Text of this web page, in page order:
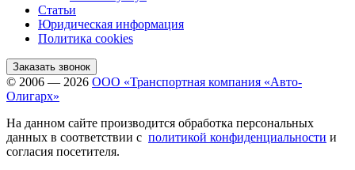
Статьи
Юридическая информация
Политика cookies
Заказать звонок
© 2006 — 2026 ООО «Транспортная компания «Авто-
Олигарх»
На данном сайте производится обработка персональных
данных в соответствии с политикой конфиденциальности и
согласия посетителя.